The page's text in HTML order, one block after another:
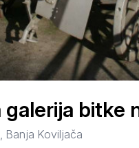
Vranje
Paraćin
Kikinda
Srbobran
bitke
Banja Koviljača